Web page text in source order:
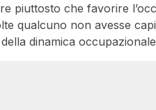
piuttosto che favorire
qualcuno non avesse
dinamica